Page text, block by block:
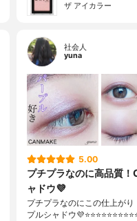
ザ アイカラー
社会人
yuna
5.00
プチプラなのに高品質
ャドウ💜
プチプラなのにこの仕上が
プルシャドウ